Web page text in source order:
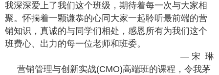
我深深爱上了我们这个班级，期待着每一次与大家相
聚。怀揣着一颗谦恭的心同大家一起聆听最前端的营
销知识，真诚的与同学们相处，感恩所有为我们这个
班费心、出力的每一位老师和班委。
— 宋 琳
营销管理与创新实战(CMO)高端班的课程，令我茅